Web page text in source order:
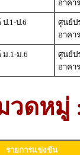
อาคา
.1-ป.6
ศูนย์ป
อาคา
.1-ม.6
ศูนย์ป
อาคา
วดหมู่
รายการแข่งขัน